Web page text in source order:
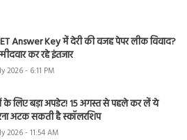
Answer Key में देरी की वजह पेपर लीक विवाद?
कर रहे इंतजार
2026 - 6:11 PM
के लिए बड़ा अपडेट! 15 अगस्त से पहले कर लें ये
अटक सकती है स्कॉलरशिप
2026 - 11:54 AM